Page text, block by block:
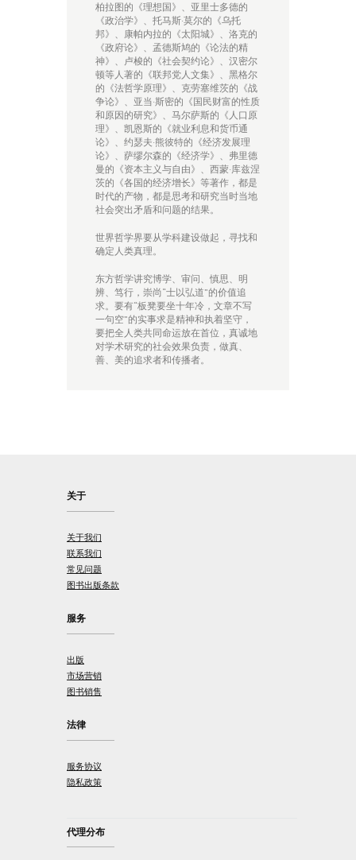
柏拉图的《理想国》、亚里士多德的
《政治学》、托马斯·莫尔的《乌托
邦》、康帕内拉的《太阳城》、洛克的
《政府论》、孟德斯鸠的《论法的精
神》、卢梭的《社会契约论》、汉密尔
顿等人著的《联邦党人文集》、黑格尔
的《法哲学原理》、克劳塞维茨的《战
争论》、亚当·斯密的《国民财富的性质
和原因的研究》、马尔萨斯的《人口原
理》、凯恩斯的《就业利息和货币通
论》、约瑟夫·熊彼特的《经济发展理
论》、萨缪尔森的《经济学》、弗里德
曼的《资本主义与自由》、西蒙·库兹涅
茨的《各国的经济增长》等著作，都是
时代的产物，都是思考和研究当时当地
社会突出矛盾和问题的结果。
世界哲学界要从学科建设做起，寻找和
确定人类真理。
东方哲学讲究博学、审问、慎思、明
辨、笃行，崇尚“士以弘道”的价值追
求。要有“板凳要坐十年冷，文章不写
一句空”的实事求是精神和执着坚守，
要把全人类共同命运放在首位，真诚地
对学术研究的社会效果负责，做真、
善、美的追求者和传播者。
关于
关于我们
联系我们
常见问题
图书出版条款
服务
出版
市场营销
图书销售
法律
服务协议
隐私政策
代理分布